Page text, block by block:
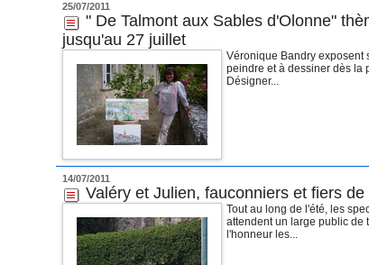
25/07/2011
" De Talmont aux Sables d'Olonne"
jusqu'au 27 juillet
Véronique Bandry exposent
peindre et à dessiner dès la
Désigner...
14/07/2011
Valéry et Julien, fauconniers et fiers
Tout au long de l'été, les
attendent un large public de
l'honneur les...